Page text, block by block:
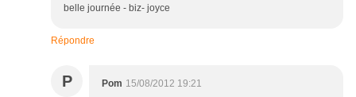
belle journée - biz- joyce
Répondre
P Pom 15/08/2012 19:21